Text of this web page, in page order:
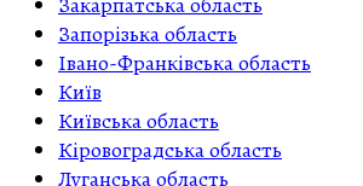
Запорізька область
Івано-Франківська область
Київ
Київська область
Кіровоградська область
Луганська область